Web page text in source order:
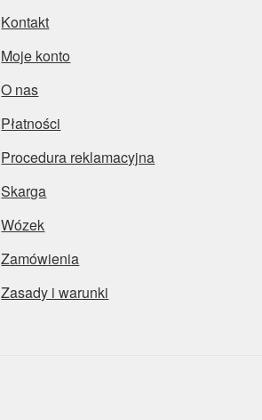
Kontakt
Moje konto
O nas
Płatności
Procedura reklamacyjna
Skarga
Wózek
Zamówienia
Zasady i warunki